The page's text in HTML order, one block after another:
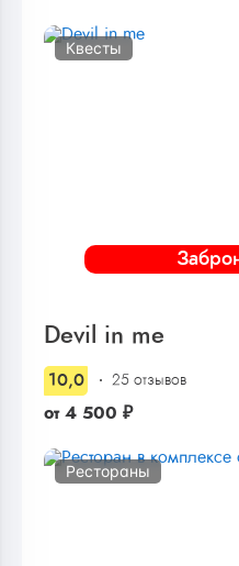
Квесты
Devil in me
10,0 25 отзывов
от 4 500 ₽
Рестораны